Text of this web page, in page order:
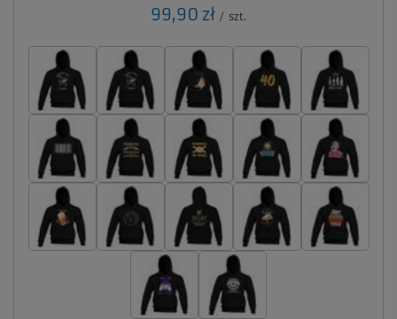
99,90 zł / szt.